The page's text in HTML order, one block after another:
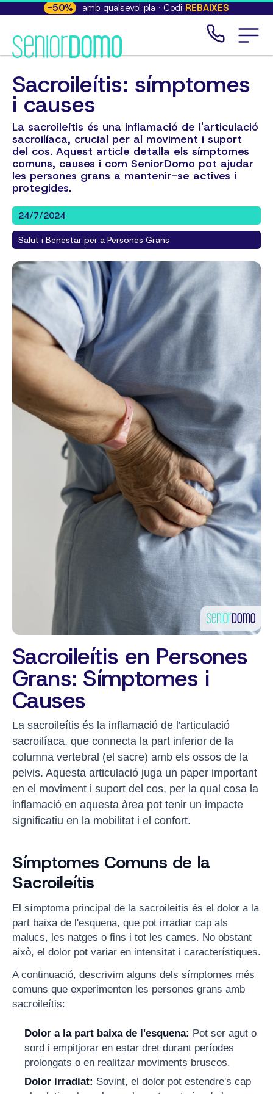
-50% amb qualsevol pla · Codi REBAIXES
Sacroileítis: símptomes
i causes
La sacroileítis és una inflamació de l'articulació
sacroilíaca, crucial per al moviment i suport
del cos. Aquest article detalla els símptomes
comuns, causes i com SeniorDomo pot ajudar
les persones grans a mantenir-se actives i
protegides.
24/7/2024
Salut i Benestar per a Persones Grans
Sacroileítis en Persones
Grans: Símptomes i
Causes
La sacroileítis és la inflamació de l'articulació
sacroilíaca, que connecta la part inferior de la
columna vertebral (el sacre) amb els ossos de la
pelvis. Aquesta articulació juga un paper important
en el moviment i suport del cos, per la qual cosa la
inflamació en aquesta àrea pot tenir un impacte
significatiu en la mobilitat i el confort.
Símptomes Comuns de la
Sacroileítis
El símptoma principal de la sacroileítis és el dolor a la
part baixa de l'esquena, que pot irradiar cap als
malucs, les natges o fins i tot les cames. No obstant
això, el dolor pot variar en intensitat i característiques.
A continuació, descrivim alguns dels símptomes més
comuns que experimenten les persones grans amb
sacroileítis:
Dolor a la part baixa de l'esquena: Pot ser agut o
sord i empitjorar en estar dret durant períodes
prolongats o en realitzar moviments bruscos.
Dolor irradiat: Sovint, el dolor pot estendre's cap